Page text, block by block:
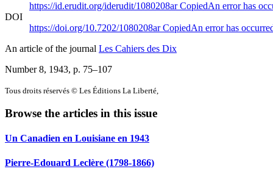
https://id.erudit.org/iderudit/1080208arCopiedAn error has
DOI
https://doi.org/10.7202/1080208arCopiedAn error has
An article of the journal Les Cahiers des Dix
Number 8, 1943, p. 75–107
Tous droits réservés © Les Éditions La Liberté,
Browse the articles in this issue
Un Canadien en Louisiane en 1943
Pierre-Edouard Leclère (1798-1866)